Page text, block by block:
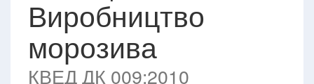
Виробництво
морозива
КВЕД ДК 009:2010